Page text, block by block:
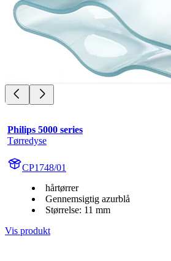
Philips 5000 series
Tørredyse
CP1748/01
hårtørrer
Gennemsigtig azurblå
Størrelse: 11 mm
Vis produkt